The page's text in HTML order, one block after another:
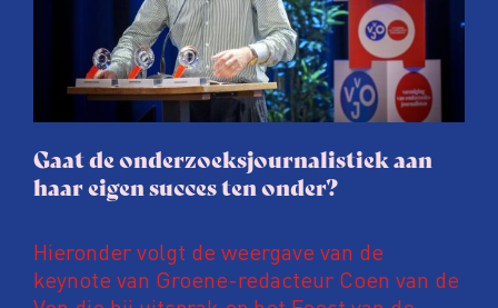
soms worden publicaties aangepast of
gaat de hele publicatie zelfs niet door.
Gaat de onderzoeksjournalistiek aan
haar eigen succes ten onder?
Hieronder volgt de weergave van de
keynote van Groene-redacteur Coen van de